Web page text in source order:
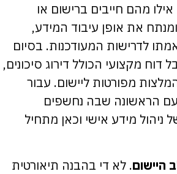
מהם חייבים ברישום או
את אופן עיבוד המידע,
לדרישות המעודכנות. בסיום
דוח מקצועי הכולל דירוג סיכונים,
מפורטות ליישום. עבור
הראשונה שבה נחשפים
מידע אישי וכאן מתחיל
היישום. לא די בהבנה תיאורטית